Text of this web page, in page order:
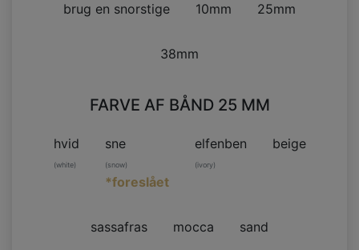
25mm
10mm
38mm
brug en snorstige
FARVE AF BÅND 25 MM
hvid
(white)
sne
(snow)
*foreslået
elfenben
(ivory)
beige
sassafras mocca sand